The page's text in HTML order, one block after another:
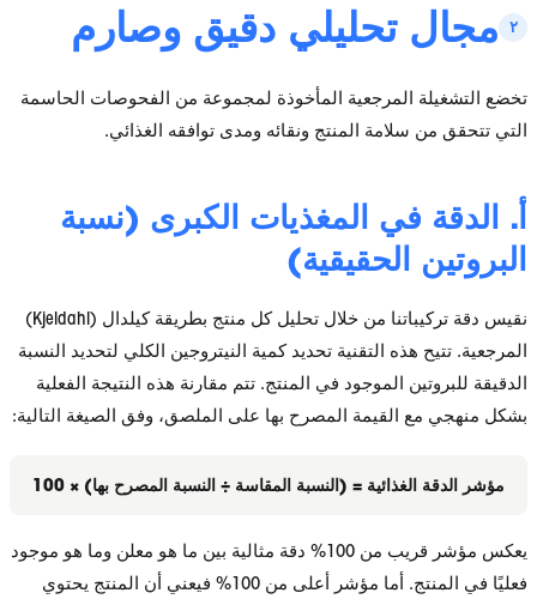
تحليلي دقيق وصارم
المرجعية المأخوذة لمجموعة من الفحوصات الحاسمة
سلامة المنتج ونقائه ومدى توافقه الغذائي.
في المغذيات الكبرى (نسبة
الحقيقية)
نقيس دقة تركيباتنا من خلال تحليل كل منتج بطريقة كيلدال (Kjeldahl)
هذه التقنية تحديد كمية النيتروجين الكلي لتحديد النسبة
الموجود في المنتج. تتم مقارنة هذه النتيجة الفعلية
القيمة المصرح بها على الملصق، وفق الصيغة التالية:
= (النسبة المقاسة ÷ النسبة المصرح بها) × 100
يعكس مؤشر قريب من 100% دقة مثالية بين ما هو معلن وما هو موجود
فعليًا في المنتج. أما مؤشر أعلى من 100% فيعني أن المنتج يحتوي